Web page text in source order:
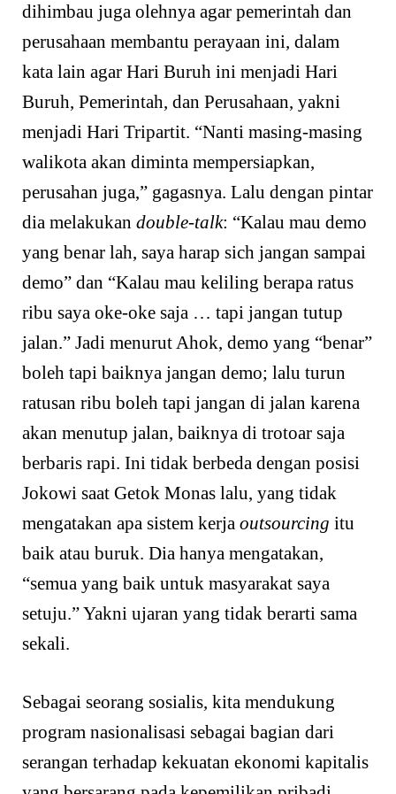
dihimbau juga olehnya agar pemerintah dan
perusahaan membantu perayaan ini, dalam
kata lain agar Hari Buruh ini menjadi Hari
Buruh, Pemerintah, dan Perusahaan, yakni
menjadi Hari Tripartit. “Nanti masing-masing
walikota akan diminta mempersiapkan,
perusahan juga,” gagasnya. Lalu dengan pintar
dia melakukan double-talk: “Kalau mau demo
yang benar lah, saya harap sich jangan sampai
demo” dan “Kalau mau keliling berapa ratus
ribu saya oke-oke saja … tapi jangan tutup
jalan.” Jadi menurut Ahok, demo yang “benar”
boleh tapi baiknya jangan demo; lalu turun
ratusan ribu boleh tapi jangan di jalan karena
akan menutup jalan, baiknya di trotoar saja
berbaris rapi. Ini tidak berbeda dengan posisi
Jokowi saat Getok Monas lalu, yang tidak
mengatakan apa sistem kerja outsourcing itu
baik atau buruk. Dia hanya mengatakan,
“semua yang baik untuk masyarakat saya
setuju.” Yakni ujaran yang tidak berarti sama
sekali.
Sebagai seorang sosialis, kita mendukung
program nasionalisasi sebagai bagian dari
serangan terhadap kekuatan ekonomi kapitalis